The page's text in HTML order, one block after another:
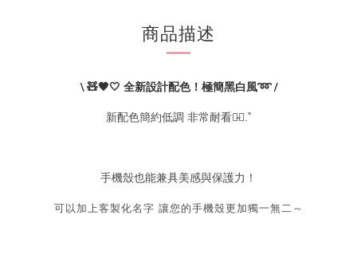
商品描述
\ 🧸🖤🤍 全新設計配色！極簡黑白風➿ /
新配色簡約低調 非常耐看♡̴⟡.˚
手機殼也能兼具美感與保護力！
可以加上客製化名字 讓您的手機殼更加獨一無二～